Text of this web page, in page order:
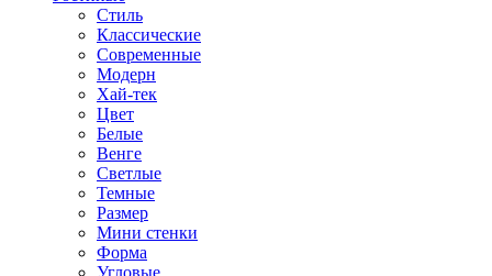
Стиль
Классические
Современные
Модерн
Хай-тек
Цвет
Белые
Венге
Светлые
Темные
Размер
Мини стенки
Форма
Угловые